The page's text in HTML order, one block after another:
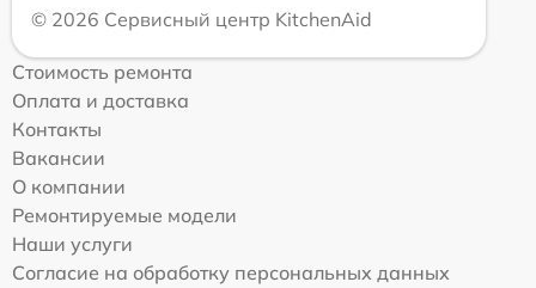
© 2026 Сервисный центр KitchenAid
Стоимость ремонта
Оплата и доставка
Контакты
Вакансии
О компании
Ремонтируемые модели
Наши услуги
Согласие на обработку персональных данных